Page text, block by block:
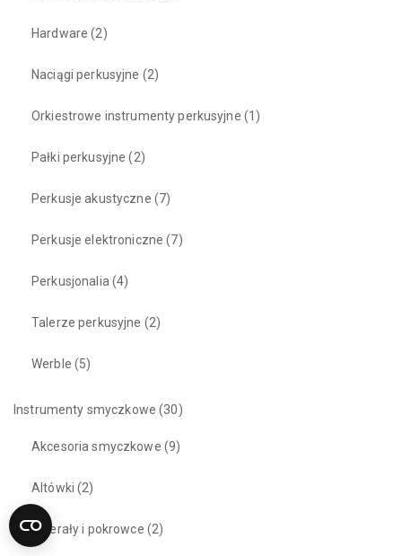
Hardware (2)
Naciągi perkusyjne (2)
Orkiestrowe instrumenty perkusyjne (1)
Pałki perkusyjne (2)
Perkusje akustyczne (7)
Perkusje elektroniczne (7)
Perkusjonalia (4)
Talerze perkusyjne (2)
Werble (5)
Instrumenty smyczkowe (30)
Akcesoria smyczkowe (9)
Altówki (2)
Futerały i pokrowce (2)